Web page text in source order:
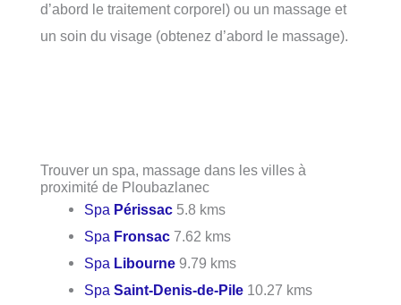
d’abord le traitement corporel) ou un massage et
un soin du visage (obtenez d’abord le massage).
Trouver un spa, massage dans les villes à
proximité de Ploubazlanec
Spa Périssac 5.8 kms
Spa Fronsac 7.62 kms
Spa Libourne 9.79 kms
SpaSaint-Denis-de-Pile 10.27 kms